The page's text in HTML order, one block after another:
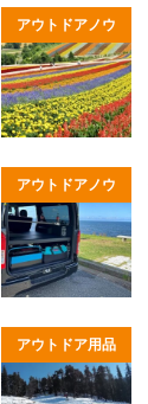
アウトドアノウ
ハウ
アウトドアノウ
ハウ
アウトドア用品